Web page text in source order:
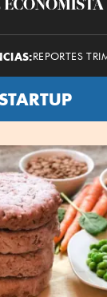
El
REPORTES